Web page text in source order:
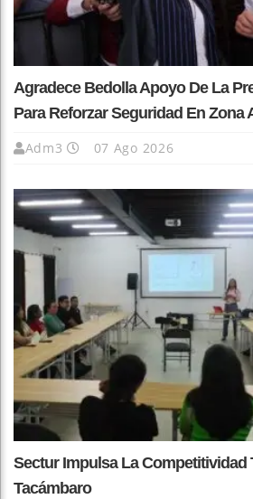
Agradece Bedolla Apoyo De La
Para Reforzar Seguridad En Zona
Adm3 07 Ago 2026
Sectur Impulsa La Competitividad
Tacámbaro